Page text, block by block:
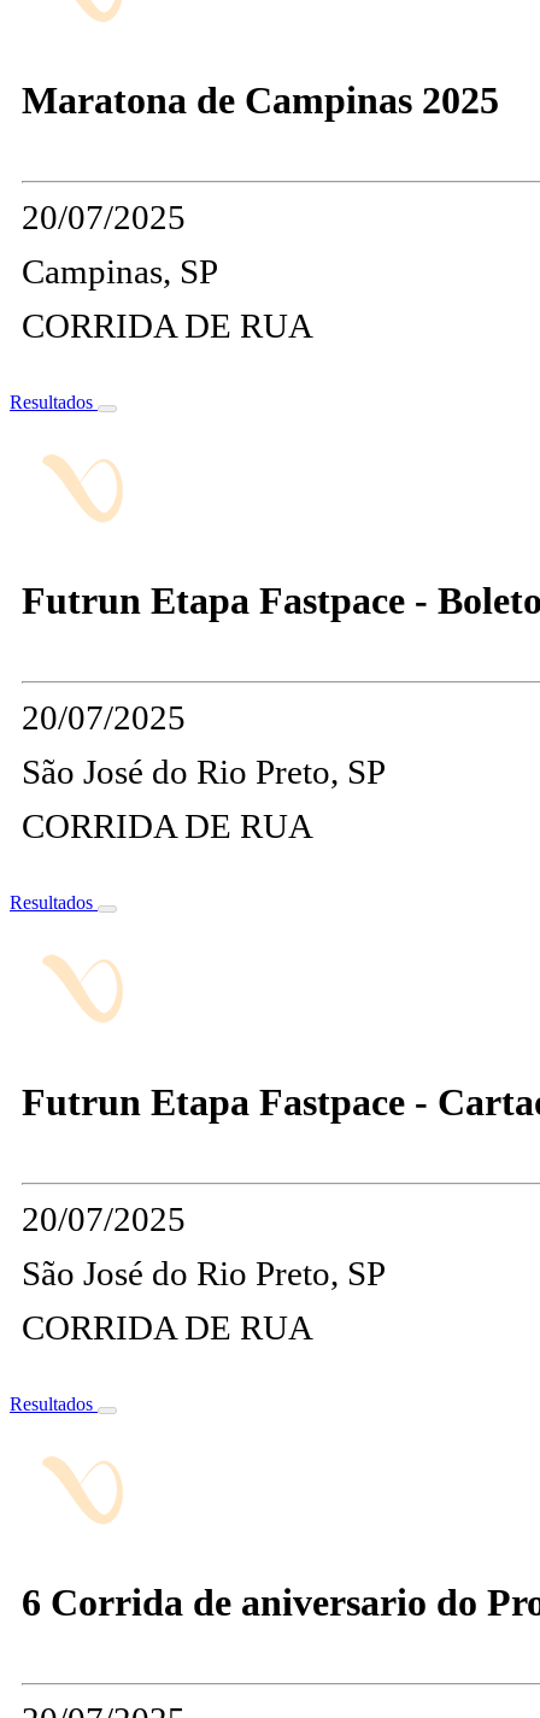
Maratona de Campinas 2025
20/07/2025
Campinas, SP
CORRIDA DE RUA
Resultados
Futrun Etapa Fastpace -
20/07/2025
São José do Rio Preto, SP
CORRIDA DE RUA
Resultados
Futrun Etapa Fastpace -
20/07/2025
São José do Rio Preto, SP
CORRIDA DE RUA
Resultados
6 Corrida de aniversario do